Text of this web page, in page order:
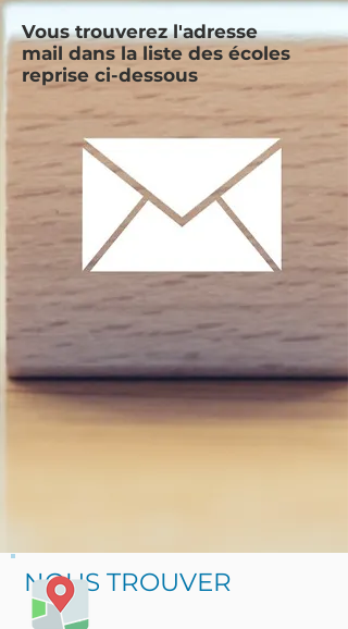
Vous trouverez l'adresse
mail dans la liste des écoles
reprise ci-dessous
NOUS TROUVER